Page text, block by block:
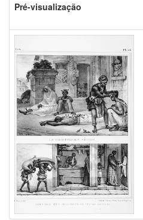
Pré-visualização